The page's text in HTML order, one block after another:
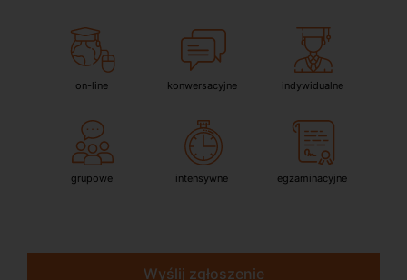
on-line konwersacyjne indywidualne
grupowe intensywne egzaminacyjne
Wyślij zgłoszenie